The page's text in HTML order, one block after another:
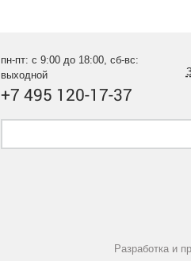
пн-пт: с 9:00 до 18:00, сб-вс:
выходной
+7 495 120-17-37
Разработка и